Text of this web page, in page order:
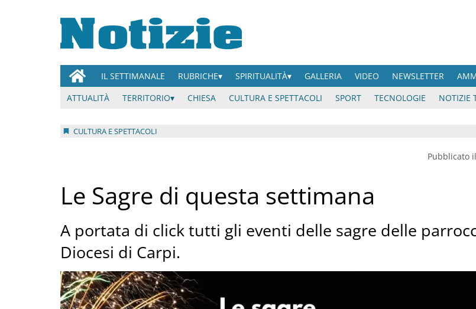
IL SETTIMANALE RUBRICHE SPIRITUALITÀ GALLERIA VIDEO NEWSLETTER
ATTUALITÀ
TERRITORIO CHIESA CULTURA E SPETTACOLI SPORT TECNOLOGIE NOTIZIE
CULTURA E SPETTACOLI
Pubblicato
Le Sagre di questa settimana
A portata di click tutti gli eventi delle sagre delle
Diocesi di Carpi.